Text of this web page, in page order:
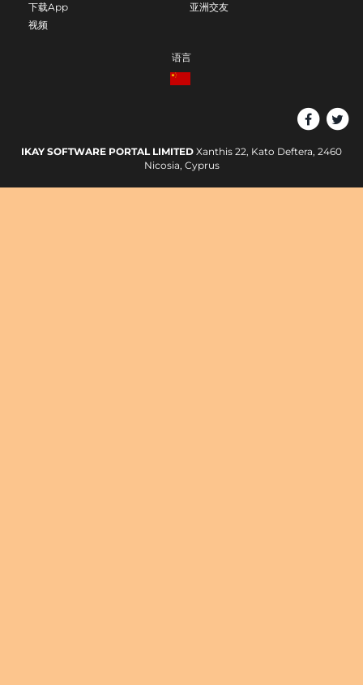
下载App
视频
亚洲交友
语言
IKAY SOFTWARE PORTAL LIMITED Xanthis 22, Kato Deftera, 2460
Nicosia, Cyprus